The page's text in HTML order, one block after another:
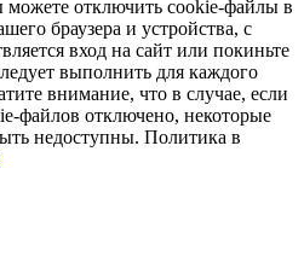
можете отключить cookie-файлы в
браузера и устройства, с
вход на сайт или покиньте
выполнить для каждого
внимание, что в случае, если
файлов отключено, некоторые
недоступны. Политика в